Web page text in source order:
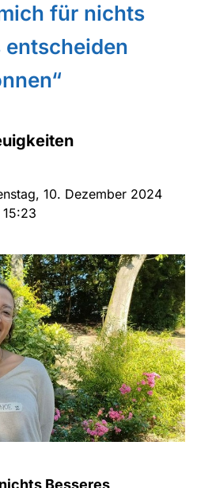
für nichts
entscheiden
10. Dezember 2024
15:23
Besseres